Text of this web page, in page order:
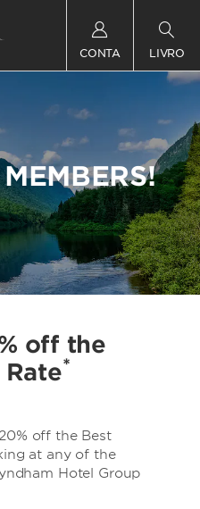
CONTA LIVRO
off the
*
off the Best
at any of the
Hotel Group